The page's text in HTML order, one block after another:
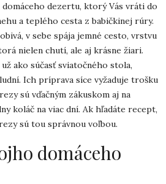
dezertu, ktorý Vás vráti do
a teplého cesta z babičkinej rúry.
v sebe spája jemné cesto, vrstvu
nielen chutí, ale aj krásne žiari.
ako súčasť sviatočného stola,
Ich príprava síce vyžaduje trošku
sú vďačným zákuskom aj na
koláč na viac dní. Ak hľadáte recept,
sú tou správnou voľbou.
domáceho